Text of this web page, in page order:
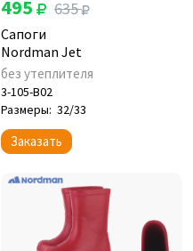
495 635
Сапоги
Nordman Jet
без утеплителя
3-105-B02
Размеры: 32/33
Заказать